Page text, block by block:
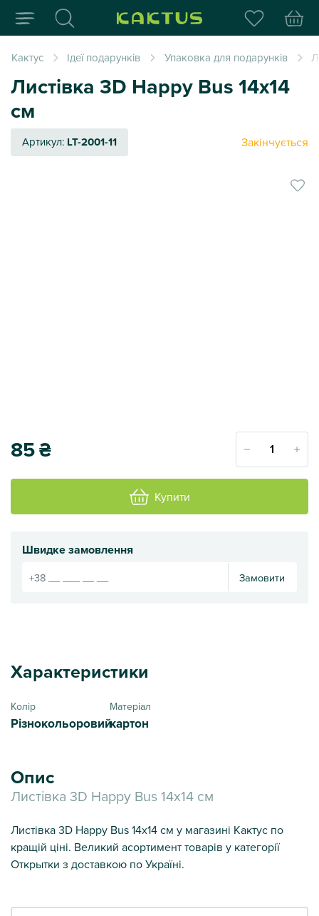
Інтернет-магазин
Кактус Ідеї подарунків Упаковка для подарунків
Листівка 3D Happy Bus 14х14
см
Артикул: LT-2001-11 Закінчується
85₴
Купити
Швидке замовлення
Замовити
Характеристики
Колір
Різнокольоровий
Матеріал
картон
Опис
Листівка 3D Happy Bus 14х14 см
Листівка 3D Happy Bus 14х14 см у магазині Кактус по
кращій ціні. Великий асортимент товарів у категорії
Открытки з доставкою по Україні.